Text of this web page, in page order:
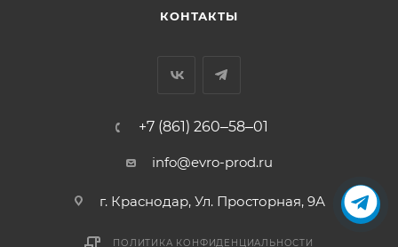
КОНТАКТЫ
+7 (861) 260‒58‒01
info@evro-prod.ru
г. Краснодар, ​Ул. Просторная, 9А
ПОЛИТИКА КОНФИДЕНЦИАЛЬНОСТИ